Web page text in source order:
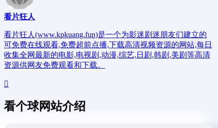
看片狂人
看片狂人(www.kpkuang.fun)是一个为影迷剧迷朋友们建立的
可免费在线观看,免费超前点播,下载高清视频资源的网站,每日
收集全网最新的电影,电视剧,动漫,综艺,日剧,韩剧,美剧等高清
资源供网友免费观看和下载。
看个球网站介绍